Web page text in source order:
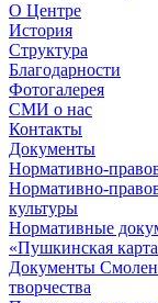
О Центре
История
Структура
Благодарности
Фотогалерея
СМИ о нас
Контакты
Документы
Нормативно-
Нормативно-
культуры
Нормативные
«Пушкинская
Документы
творчества